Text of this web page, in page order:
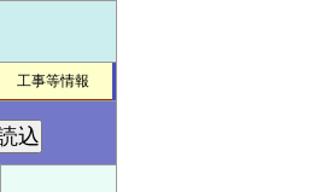
工事等情報